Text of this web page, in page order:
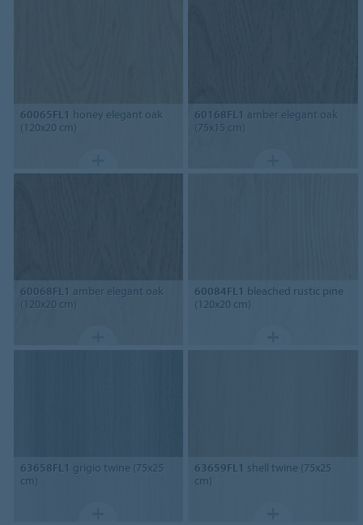
60065FL1 honey elegant oak
(120x20 cm)
60168FL1 amber elegant oak
(75x15 cm)
60068FL1 amber elegant oak
(120x20 cm)
60084FL1 bleached rustic pine
(120x20 cm)
63658FL1 grigio twine (75x25
cm)
63659FL1 shell twine (75x25
cm)